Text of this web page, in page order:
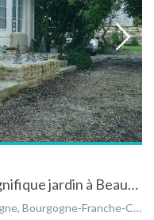
Maison de charme dans un magnifique jardin à Beaune en Bourgogne
Franche-Comté, France